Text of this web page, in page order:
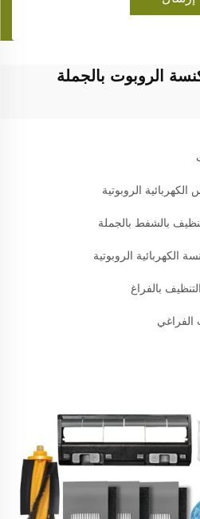
الروبوت بالجملة
الروبوتية
بالشفط بالجملة
الكهربائية الروبوتية
بالفراغ